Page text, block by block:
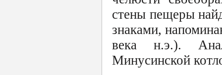
стены пещеры
знаками,
века н.э.).
Минусинской